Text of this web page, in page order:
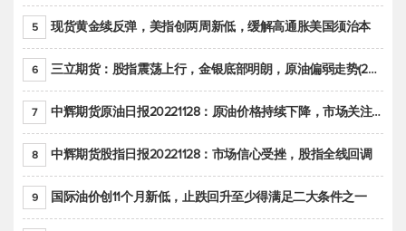
5 现货黄金续反弹，美指创两周新低，缓解高通胀美国须治本
6 三立期货：股指震荡上行，金银底部明朗，原油偏弱走势(20221128收评)
7 中辉期货原油日报20221128：原油价格持续下降，市场关注OPEC+新一轮产能政策
8 中辉期货股指日报20221128：市场信心受挫，股指全线回调
9 国际油价创11个月新低，止跌回升至少得满足二大条件之一